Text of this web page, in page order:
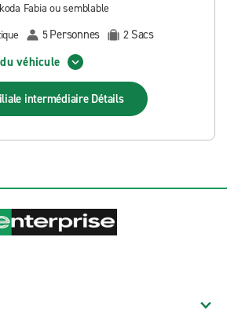
Fabia ou semblable
5Personnes 2 Sacs
véhicule
intermédiaireDétails